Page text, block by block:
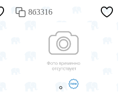
8б3316